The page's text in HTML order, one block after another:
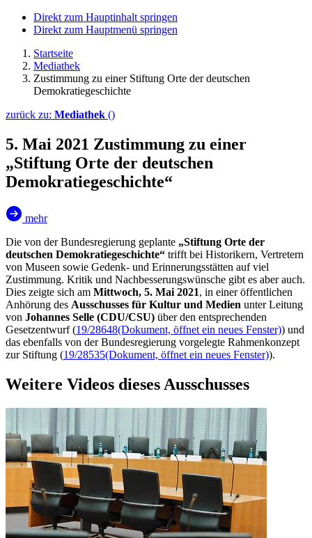
Direkt zum Hauptinhalt springen
Direkt zum Hauptmenü springen
Startseite
Mediathek
Zustimmung zu einer Stiftung Orte der deutschen
Demokratiegeschichte
zurück zu: Mediathek ()
5. Mai 2021 Zustimmung zu einer
„Stiftung Orte der deutschen
Demokratiegeschichte“
mehr
Die von der Bundesregierung geplante „Stiftung Orte der
deutschen Demokratiegeschichte“ trifft bei Historikern, Vertretern
von Museen sowie Gedenk- und Erinnerungsstätten auf viel
Zustimmung. Kritik und Nachbesserungswünsche gibt es aber auch.
Dies zeigte sich am Mittwoch, 5. Mai 2021, in einer öffentlichen
Anhörung des Ausschusses für Kultur und Medien unter Leitung
von Johannes Selle (CDU/CSU) über den entsprechenden
Gesetzentwurf (19/28648(Dokument, öffnet ein neues Fenster)) und
das ebenfalls von der Bundesregierung vorgelegte Rahmenkonzept
zur Stiftung (19/28535(Dokument, öffnet ein neues Fenster)).
Weitere Videos dieses Ausschusses